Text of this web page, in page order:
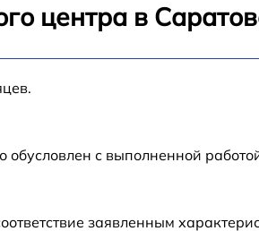
центра в
с выполненной
заявленным